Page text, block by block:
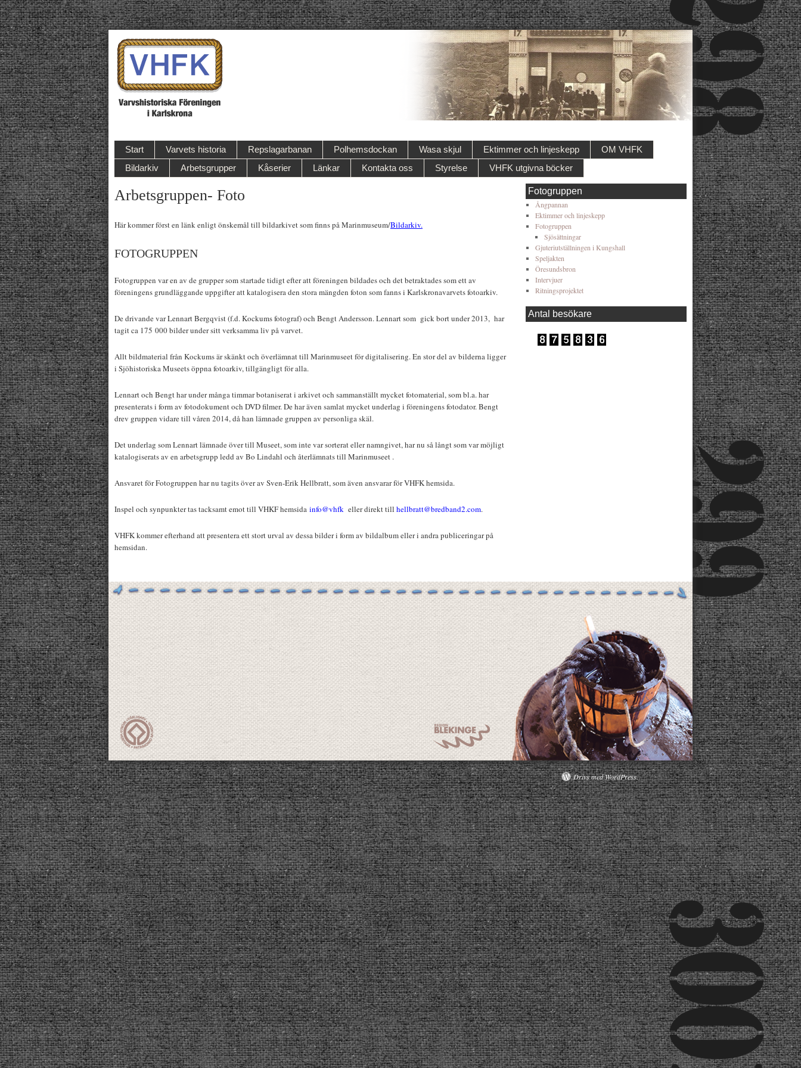
Start Varvets historia Repslagarbanan Polhemsdockan Wasa skjul Ektimmer och linjeskepp
OM VHFK
Bildarkiv
Arbetsgrupper Kåserier Länkar Kontakta oss Styrelse VHFK utgivna böcker
Arbetsgruppen- Foto
Här kommer först en länk enligt önskemål till bildarkivet som finns på Marinmuseum/Bildarkiv.
FOTOGRUPPEN
Fotogruppen var en av de grupper som startade tidigt efter att föreningen bildades och det betraktades som ett av
föreningens grundläggande uppgifter att katalogisera den stora mängden foton som fanns i Karlskronavarvets fotoarkiv.
De drivande var Lennart Bergqvist (f.d. Kockums fotograf) och Bengt Andersson. Lennart som gick bort under 2013, har
tagit ca 175 000 bilder under sitt verksamma liv på varvet.
Allt bildmaterial från Kockums är skänkt och överlämnat till Marinmuseet för digitalisering. En stor del av bilderna ligger
i Sjöhistoriska Museets öppna fotoarkiv, tillgängligt för alla.
Lennart och Bengt har under många timmar botaniserat i arkivet och sammanställt mycket fotomaterial, som bl.a. har
presenterats i form av fotodokument och DVD filmer. De har även samlat mycket underlag i föreningens fotodator. Bengt
drev gruppen vidare till våren 2014, då han lämnade gruppen av personliga skäl.
Det underlag som Lennart lämnade över till Museet, som inte var sorterat eller namngivet, har nu så långt som var möjligt
katalogiserats av en arbetsgrupp ledd av Bo Lindahl och återlämnats till Marinmuseet .
Ansvaret för Fotogruppen har nu tagits över av Sven-Erik Hellbratt, som även ansvarar för VHFK hemsida.
Inspel och synpunkter tas tacksamt emot till VHKF hemsida info@vhfk eller direkt till hellbratt@bredband2.com.
VHFK kommer efterhand att presentera ett stort urval av dessa bilder i form av bildalbum eller i andra publiceringar på
hemsidan.
Fotogruppen
Ångpannan
Ektimmer och linjeskepp
Fotogruppen
Sjösättningar
Gjuteriutställningen i Kungshall
Speljakten
Öresundsbron
Intervjuer
Ritningsprojektet
Antal besökare
Drivs med WordPress.